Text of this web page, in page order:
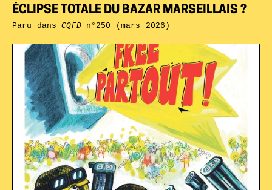
ÉCLIPSE TOTALE DU BAZAR MARSEILLAIS ?
Paru dansCQFDn°250 (mars 2026)